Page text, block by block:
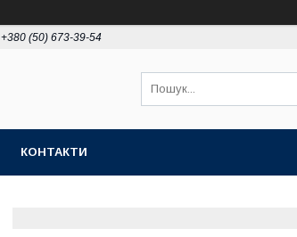
+380 (50) 673-39-54
КОНТАКТИ